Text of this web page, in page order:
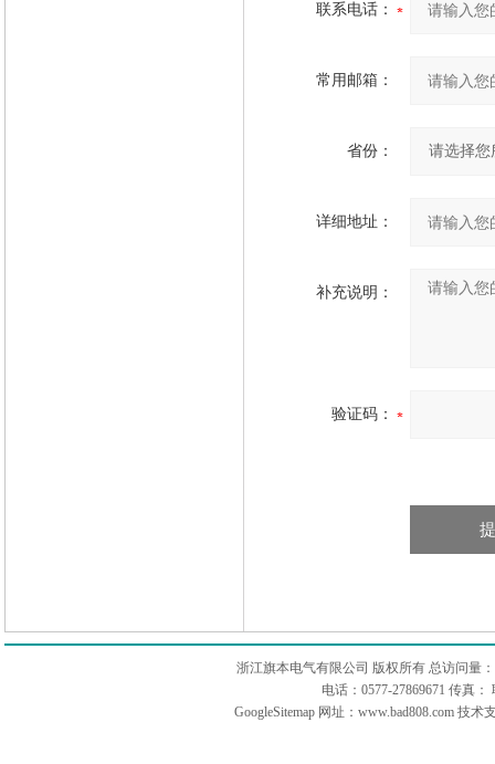
联系电话：
常用邮箱：
省份：
详细地址：
补充说明：
验证码：
浙江旗本电气有限公司 版权所有 总访问量：
电话：0577-27869671 传真
GoogleSitemap 网址：www.bad808.com 技